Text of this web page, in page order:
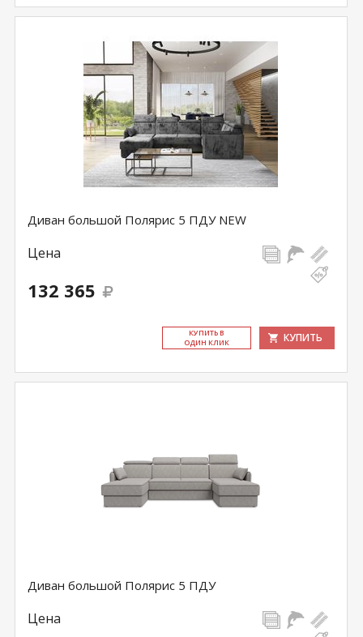
Диван большой Полярис 5 ПДУ NEW
Цена
132 365
КУ­ПИТЬ В
ОДИН КЛИК
КУПИТЬ
Диван большой Полярис 5 ПДУ
Цена